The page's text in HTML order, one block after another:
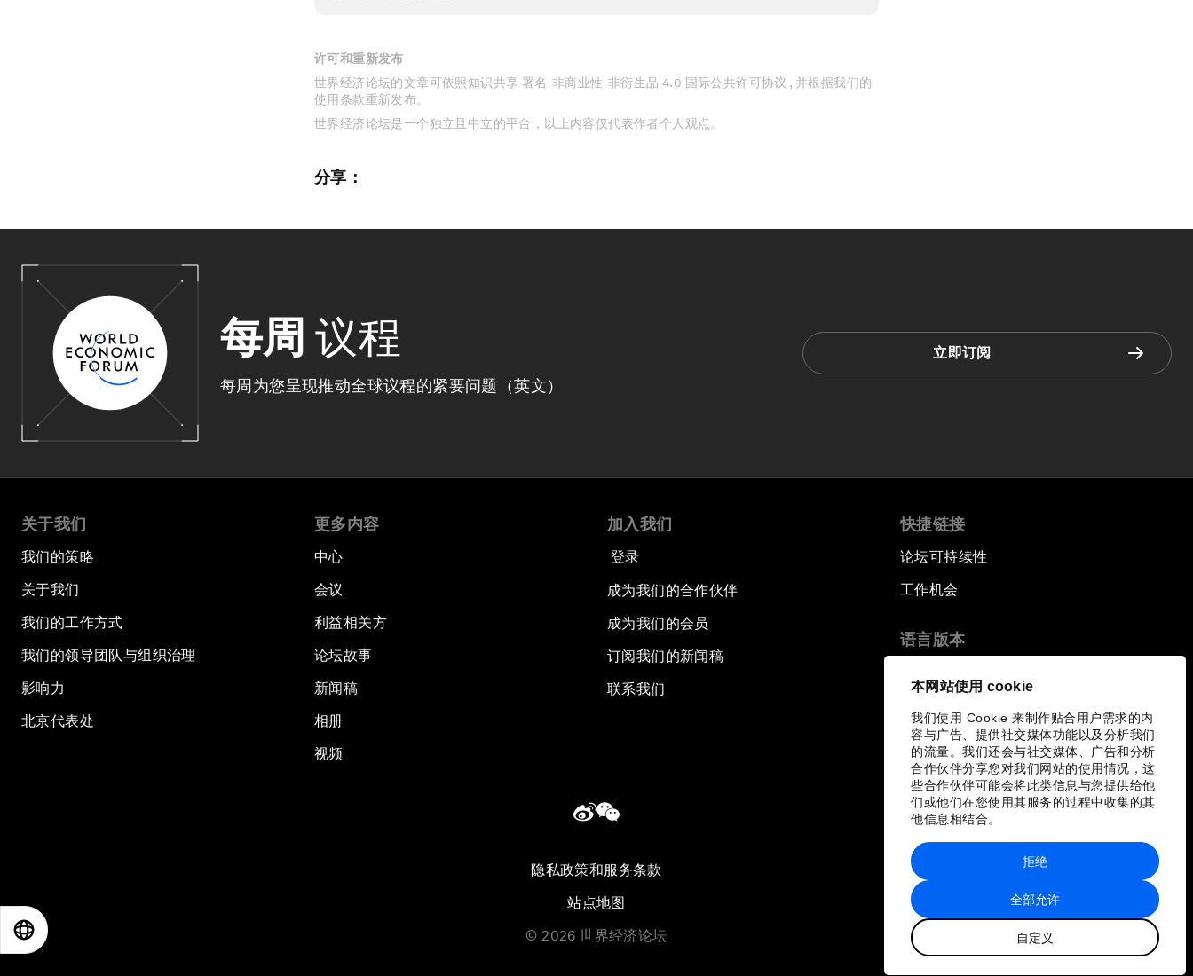
本网站使用 cookie
我们使用 Cookie 来制作贴合用户需求的内
容与广告、提供社交媒体功能以及分析我们
的流量。我们还会与社交媒体、广告和分析
合作伙伴分享您对我们网站的使用情况，这
些合作伙伴可能会将此类信息与您提供给他
们或他们在您使用其服务的过程中收集的其
他信息相结合。
全部允许
自定义
拒绝
许可和重新发布
世界经济论坛的文章可依照知识共享 署名-非商业性-非衍生品 4.0 国际公共许可协议 , 并根据我们的
使用条款重新发布。
世界经济论坛是一个独立且中立的平台，以上内容仅代表作者个人观点。
分享：
每周 议程
每周为您呈现推动全球议程的紧要问题（英文）
立即订阅
关于我们
我们的策略
关于我们
我们的工作方式
我们的领导团队与组织治理
影响力
北京代表处
更多内容
中心
会议
利益相关方
论坛故事
新闻稿
相册
视频
加入我们
登录
成为我们的合作伙伴
成为我们的会员
订阅我们的新闻稿
联系我们
快捷链接
论坛可持续性
工作机会
语言版本
隐私政策和服务条款
站点地图
© 2026 世界经济论坛